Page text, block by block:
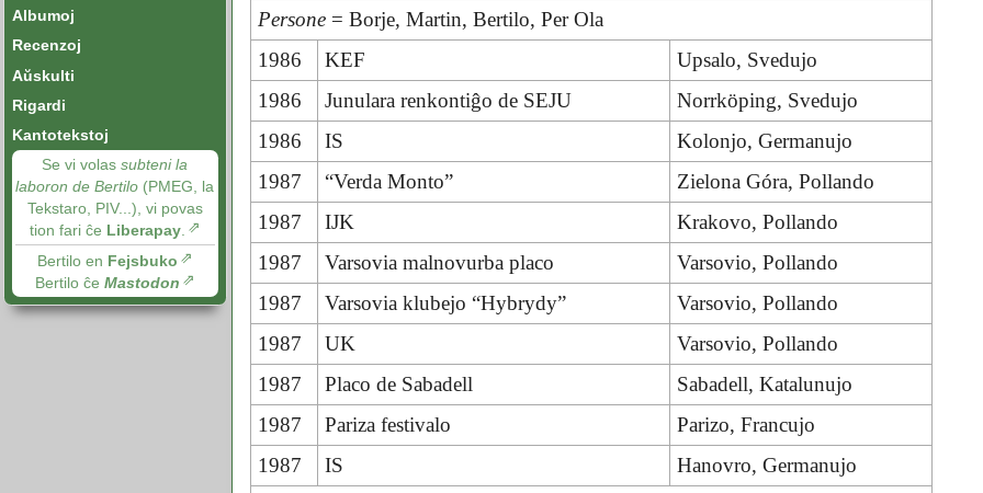
Albumoj
Recenzoj
Aŭskulti
Rigardi
Kantotekstoj
Se vi volassubteni la
laboron de Bertilo (PMEG, la
Tekstaro, PIV...), vi povas
tion fari ĉe Liberapay
Bertilo en Fejsbuko
Bertilo ĉeMastodon
Persone= Borje, Martin, Bertilo, Per Ola
1986
KEF
Upsalo, Svedujo
1986
Junulara renkontiĝo de SEJU
Norrköping, Svedujo
1986
IS
Kolonjo, Germanujo
1987
“Verda Monto”
Zielona Góra, Pollando
1987
IJK
Krakovo, Pollando
1987
Varsovia malnovurba placo
Varsovio, Pollando
1987
Varsovia klubejo “Hybrydy”
Varsovio, Pollando
1987
UK
Varsovio, Pollando
1987
Placo de Sabadell
Sabadell, Katalunujo
1987
Pariza festivalo
Parizo, Francujo
1987
IS
Hanovro, Germanujo